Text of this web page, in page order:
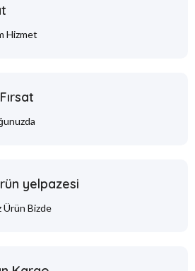
Hizmet
yelpazesi
Ürün Bizde